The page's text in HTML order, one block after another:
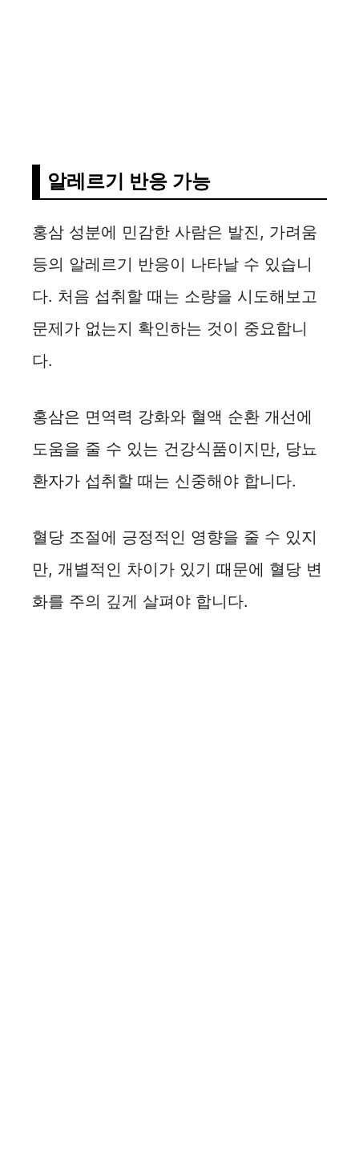
알레르기 반응 가능
홍삼 성분에 민감한 사람은 발진, 가려움
등의 알레르기 반응이 나타날 수 있습니
다. 처음 섭취할 때는 소량을 시도해보고
문제가 없는지 확인하는 것이 중요합니
다.
홍삼은 면역력 강화와 혈액 순환 개선에
도움을 줄 수 있는 건강식품이지만, 당뇨
환자가 섭취할 때는 신중해야 합니다.
혈당 조절에 긍정적인 영향을 줄 수 있지
만, 개별적인 차이가 있기 때문에 혈당 변
화를 주의 깊게 살펴야 합니다.